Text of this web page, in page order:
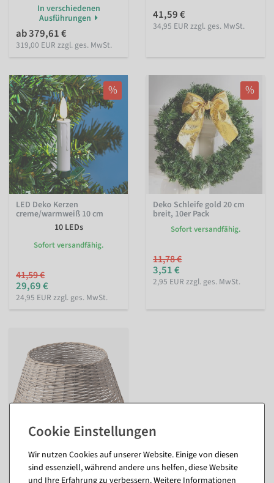
In verschiedenen
Ausführungen
ab 379,61 €
319,00 EUR zzgl. ges. MwSt.
41,59 €
34,95 EUR zzgl. ges. MwSt.
%
LED Deko Kerzen
creme/warmweiß 10 cm
10 LEDs
Sofort versandfähig.
41,59 €
29,69 €
24,95 EUR zzgl. ges. MwSt.
%
Deko Schleife gold 20 cm
breit, 10er Pack
Sofort versandfähig.
11,78 €
3,51 €
2,95 EUR zzgl. ges. MwSt.
Weiden-Korb
Christbaumring, 57 cm Ø
Wir nutzen Cookies auf unserer Website. Einige von diesen
sind essenziell, während andere uns helfen, diese Website
und Ihre Erfahrung zu verbessern. Weitere Informationen